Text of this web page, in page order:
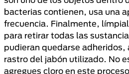
bacterias contienen, usa una
frecuencia. Finalmente,
para retirar todas las
pudieran quedarse adheridos,
rastro del jabón utilizado. No
agregues cloro en este